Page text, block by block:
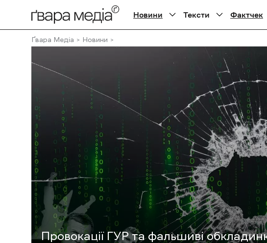
Новини Тексти Фактчек
Ґвара Медіа Новини
Провокації ГУР та фальшиві